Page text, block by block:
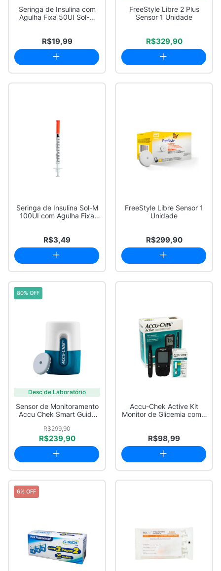
Seringa de Insulina com
Agulha Fixa 50UI Sol-M
R$19,99
FreeStyle Libre 2 Plus
Sensor 1 Unidade
R$329,90
Seringa de Insulina Sol-M
100UI com Agulha Fixa
R$3,49
FreeStyle Libre Sensor 1
Unidade
R$299,90
80% OFF
Desc de Laboratório
Sensor de Monitoramento
Accu Chek Smart Guide
R$299,90
R$239,90
Accu-Chek Active Kit
Monitor de Glicemia com 1
R$98,99
6% OFF